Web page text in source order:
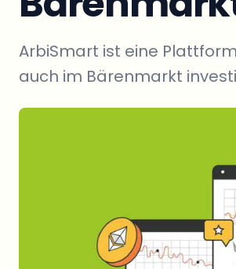
ArbiSmart ist eine
auch im Bärenmarkt